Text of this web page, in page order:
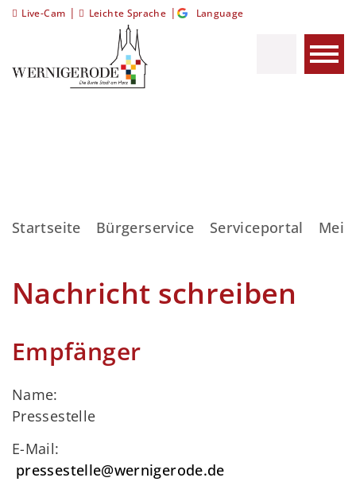
Live-Cam | Leichte Sprache | Language
Startseite Bürgerservice Serviceportal
Nachricht schreiben
Empfänger
Name:
Pressestelle
E-Mail:
pressestelle@wernigerode.de